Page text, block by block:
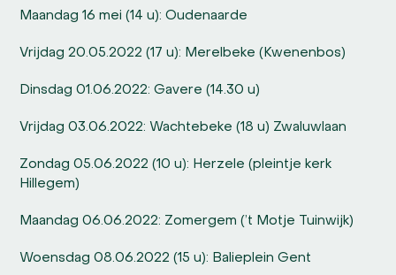
Maandag 16 mei (14 u): Oudenaarde
Vrijdag 20.05.2022 (17 u): Merelbeke (Kwenenbos)
Dinsdag 01.06.2022: Gavere (14.30 u)
Vrijdag 03.06.2022: Wachtebeke (18 u) Zwaluwlaan
Zondag 05.06.2022 (10 u): Herzele (pleintje kerk
Hillegem)
Maandag 06.06.2022: Zomergem (’t Motje Tuinwijk)
Woensdag 08.06.2022 (15 u): Balieplein Gent